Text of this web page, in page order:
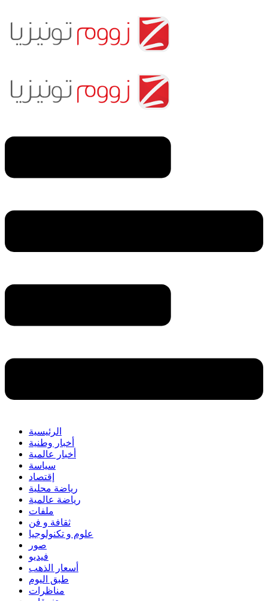
الرئيسية
أخبار وطنية
أخبار عالمية
سياسة
إقتصاد
رياضة محلية
رياضة عالمية
ملفات
ثقافة و فن
علوم و تكنولوجيا
صور
فيديو
أسعار الذهب
طبق اليوم
مناظرات